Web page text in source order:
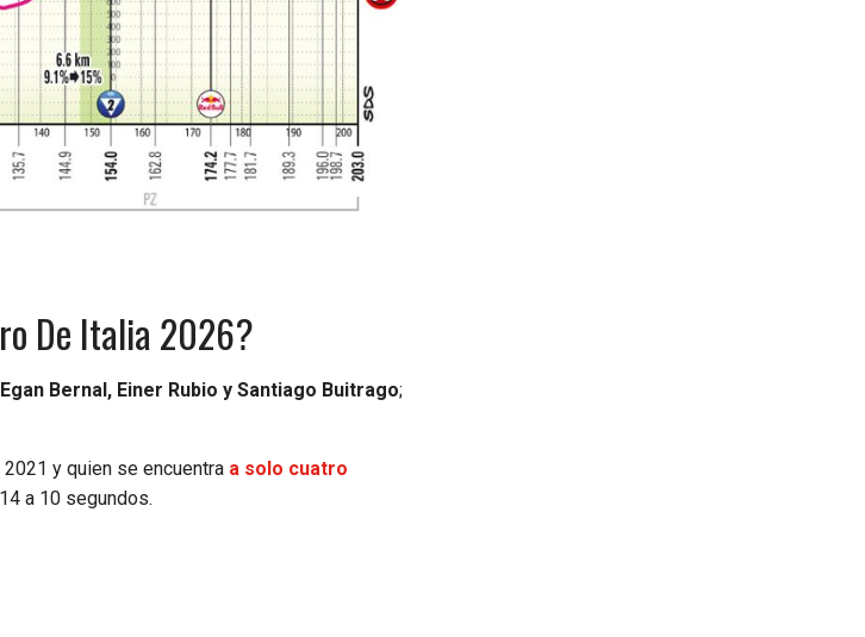
De Italia 2026?
Bernal, Einer Rubio y Santiago Buitrago;
y quien se encuentra a solo cuatro
a 10 segundos.